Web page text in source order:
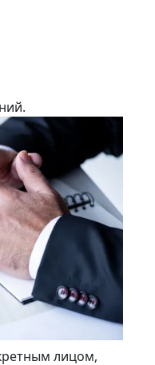
лицом,